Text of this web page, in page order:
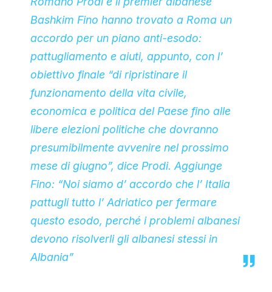
Bashkim Fino hanno trovato a Roma un
accordo per un piano anti-esodo:
pattugliamento e aiuti, appunto, con l’
obiettivo finale “di ripristinare il
funzionamento della vita civile,
economica e politica del Paese fino alle
libere elezioni politiche che dovranno
presumibilmente avvenire nel prossimo
mese di giugno”, dice Prodi. Aggiunge
Fino: “Noi siamo d’ accordo che l’ Italia
pattugli tutto l’ Adriatico per fermare
questo esodo, perché i problemi albanesi
devono risolverli gli albanesi stessi in
Albania”